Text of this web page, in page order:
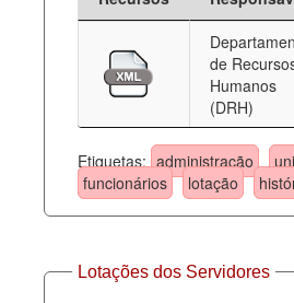
de
Humanos
(DRH)
Etiquetas: administração
funcionários
lotação
Lotações dos Servidores